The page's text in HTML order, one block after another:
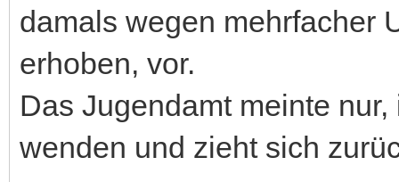
damals wegen mehrfacher
erhoben, vor.
Das Jugendamt meinte
wenden und zieht sich